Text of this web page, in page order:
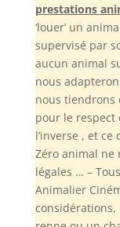
prestations
‘louer’ un
supervisé par
aucun animal
nous
nous tiendrons
pour le respect
l’inverse , et
Zéro animal ne
légales … –
Animalier
considérations,